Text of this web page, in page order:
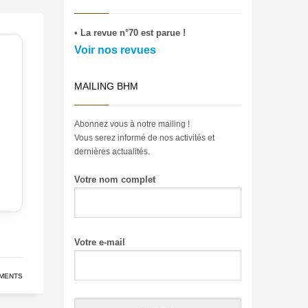
• La revue n°70 est parue !
Voir nos revues
MAILING BHM
Abonnez vous à notre mailing !
Vous serez informé de nos activités et
dernières actualités.
Votre nom complet
Votre e-mail